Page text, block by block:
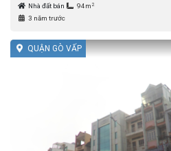
Nhà đất bán 94m 2
3 năm trước
QUẬN GÒ VẤP